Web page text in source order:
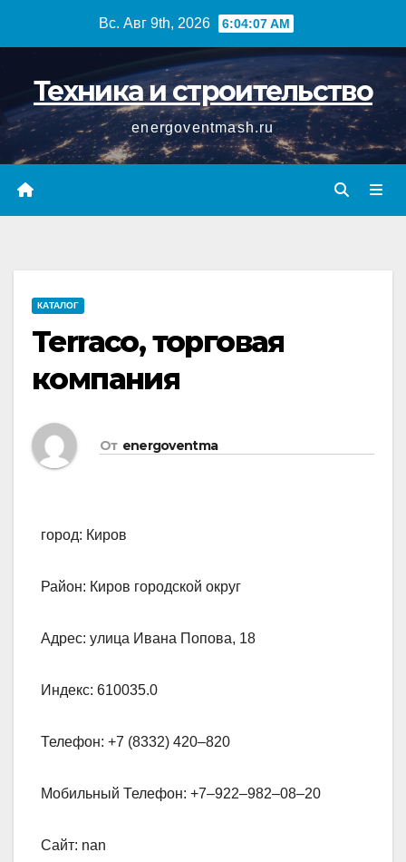
Вс. Авг 9th, 2026 6:04:08 AM
Техника и строительство
energoventmash.ru
КАТАЛОГ
Terraco, торговая
компания
От energoventma
город: Киров
Район: Киров городской округ
Адрес: улица Ивана Попова, 18
Индекс: 610035.0
Телефон: +7 (8332) 420‒820
Мобильный Телефон: +7‒922‒982‒08‒20
Сайт: nan